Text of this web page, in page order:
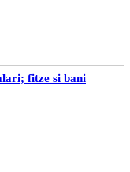
fitze si bani